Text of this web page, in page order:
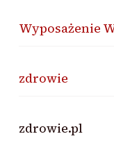
Wyposażenie
zdrowie
zdrowie.pl